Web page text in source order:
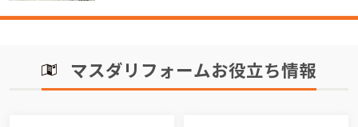
マスダリフォームお役立ち情報